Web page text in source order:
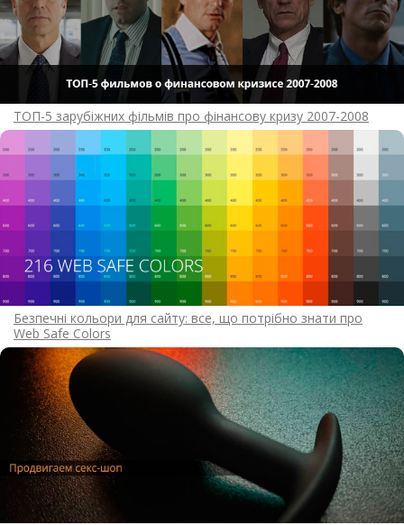
ТОП-5 зарубіжних фільмів про фінансову кризу 2007-2008
Безпечні кольори для сайту: все, що потрібно знати про
Web Safe Colors